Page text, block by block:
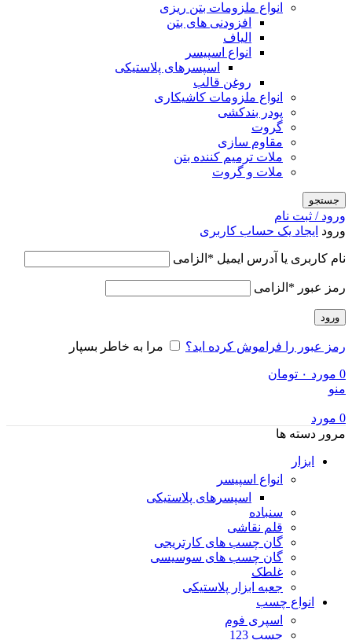
انواع ملزومات بتن ریزی
افزودنی های بتن
الیاف
انواع اسپیسر
اسپسرهای پلاستیکی
روغن قالب
انواع ملزومات کاشیکاری
پودر بندکشی
گروت
مقاوم سازی
ملات ترمیم کننده بتن
ملات و گروت
جستجو
ورود / ثبت نام
ورود ایجاد یک حساب کاربری
نام کاربری یا آدرس ایمیل * الزامی
رمز عبور * الزامی
ورود
رمز عبور را فراموش کرده اید؟ مرا به خاطر بسپار
0 مورد ۰ تومان
منو
0 مورد
مرور دسته ها
ابزار
انواع اسپیسر
اسپسرهای پلاستیکی
سنباده
قلم نقاشی
گان چسب های کارتریجی
گان چسب های سوسیسی
غلطک
جعبه ابزار پلاستیکی
انواع چسب
اسپری فوم
چسب 123